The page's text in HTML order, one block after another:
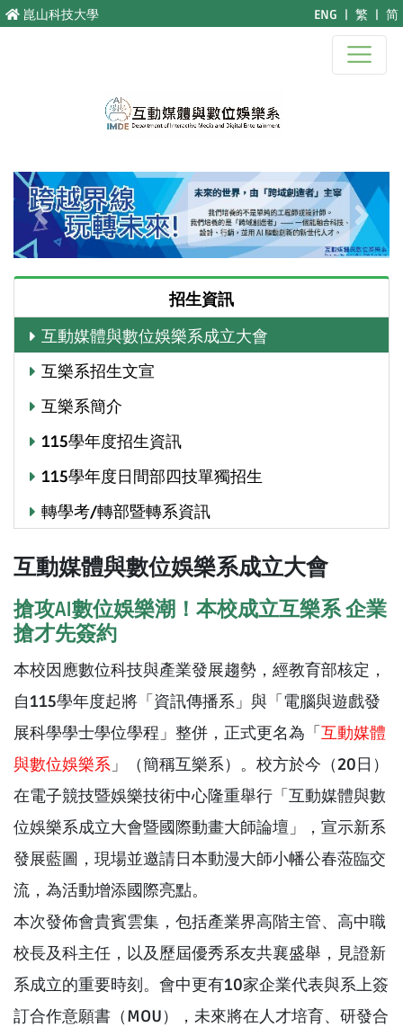
跳至主要內容
崑山科技大學 ENG | 繁 | 简
Previous Next
招生資訊
互動媒體與數位娛樂系成立大會
互樂系招生文宣
互樂系簡介
115學年度招生資訊
115學年度日間部四技單獨招生
轉學考/轉部暨轉系資訊
互動媒體與數位娛樂系成立大會
搶攻AI數位娛樂潮！本校成立互樂系 企業
搶才先簽約
本校因應數位科技與產業發展趨勢，經教育部核定，
自115學年度起將「資訊傳播系」與「電腦與遊戲發
展科學學士學位學程」整併，正式更名為「 互動媒體
與數位娛樂系 」（簡稱互樂系）。校方於今（20日）
在電子競技暨娛樂技術中心隆重舉行「互動媒體與數
位娛樂系成立大會暨國際動畫大師論壇」，宣示新系
發展藍圖，現場並邀請日本動漫大師小幡公春蒞臨交
流，為活動增添國際亮點。
本次發佈會貴賓雲集，包括產業界高階主管、高中職
校長及科主任，以及歷屆優秀系友共襄盛舉，見證新
系成立的重要時刻。會中更有10家企業代表與系上簽
訂合作意願書（MOU），未來將在人才培育、研發合